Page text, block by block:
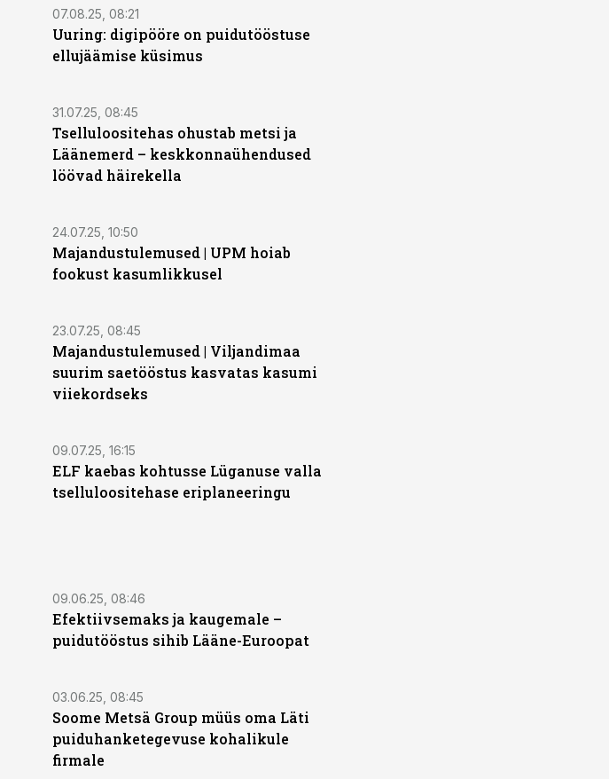
07.08.25, 08:21
Uuring: digipööre on puidutööstuse
ellujäämise küsimus
31.07.25, 08:45
Tselluloositehas ohustab metsi ja
Läänemerd – keskkonnaühendused
löövad häirekella
24.07.25, 10:50
Majandustulemused | UPM hoiab
fookust kasumlikkusel
23.07.25, 08:45
Majandustulemused | Viljandimaa
suurim saetööstus kasvatas kasumi
viiekordseks
09.07.25, 16:15
ELF kaebas kohtusse Lüganuse valla
tselluloositehase eriplaneeringu
09.06.25, 08:46
Efektiivsemaks ja kaugemale –
puidutööstus sihib Lääne-Euroopat
03.06.25, 08:45
Soome Metsä Group müüs oma Läti
puiduhanketegevuse kohalikule
firmale